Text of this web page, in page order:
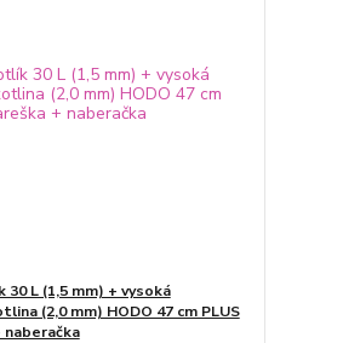
L (1,5 mm) + vysoká
(2,0 mm) HODO 47 cm PLUS
naberačka